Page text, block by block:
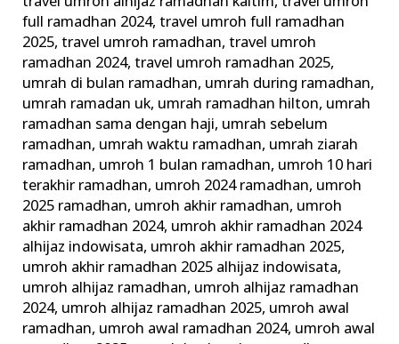
full ramadhan 2024,travel umroh full ramadhan
2025,travel umroh ramadhan,travel umroh
ramadhan 2024,travel umroh ramadhan 2025,
umrah di bulan ramadhan, umrah during ramadhan,
umrah ramadan uk, umrah ramadhan hilton, umrah
ramadhan sama dengan haji, umrah sebelum
ramadhan, umrah waktu ramadhan, umrah ziarah
ramadhan, umroh 1 bulan ramadhan, umroh 10 hari
terakhir ramadhan, umroh 2024 ramadhan, umroh
2025 ramadhan, umroh akhir ramadhan, umroh
akhir ramadhan 2024, umroh akhir ramadhan 2024
alhijaz indowisata, umroh akhir ramadhan 2025,
umroh akhir ramadhan 2025 alhijaz indowisata,
umroh alhijaz ramadhan, umroh alhijaz ramadhan
2024, umroh alhijaz ramadhan 2025, umroh awal
ramadhan, umroh awal ramadhan 2024, umroh awal